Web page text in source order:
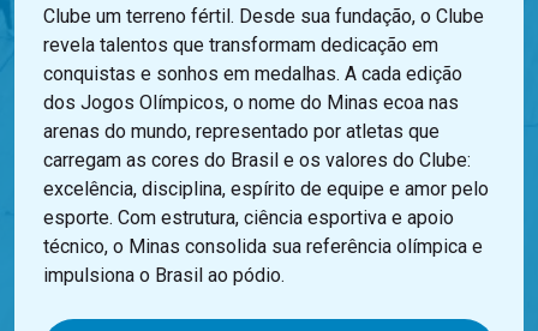
Clube um terreno fértil. Desde sua fundação, o Clube
revela talentos que transformam dedicação em
conquistas e sonhos em medalhas. A cada edição
dos Jogos Olímpicos, o nome do Minas ecoa nas
arenas do mundo, representado por atletas que
carregam as cores do Brasil e os valores do Clube:
excelência, disciplina, espírito de equipe e amor pelo
esporte. Com estrutura, ciência esportiva e apoio
técnico, o Minas consolida sua referência olímpica e
impulsiona o Brasil ao pódio.